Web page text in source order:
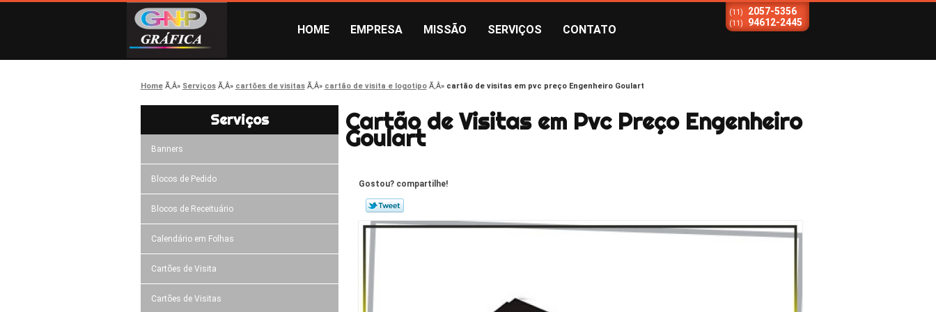
HOME EMPRESA MISSÃO SERVIÇOS CONTATO
(11) 2057-5356
(11) 94612-2445
Home Serviços cartões de visitas cartão de visita e logotipo cartão de visitas em pvc preço Engenheiro Goulart
Serviços
Banners
Blocos de Pedido
Blocos de Receituário
Calendário em Folhas
Cartões de Visita
Cartões de Visitas
Cartão de Visitas em Pvc Preço Engenheiro
Goulart
Gostou? compartilhe!